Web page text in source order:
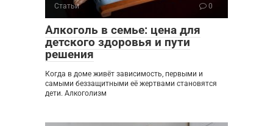
Статьи 0
Алкоголь в семье: цена для
детского здоровья и пути
решения
Когда в доме живёт зависимость, первыми и
самыми беззащитными её жертвами становятся
дети. Алкоголизм